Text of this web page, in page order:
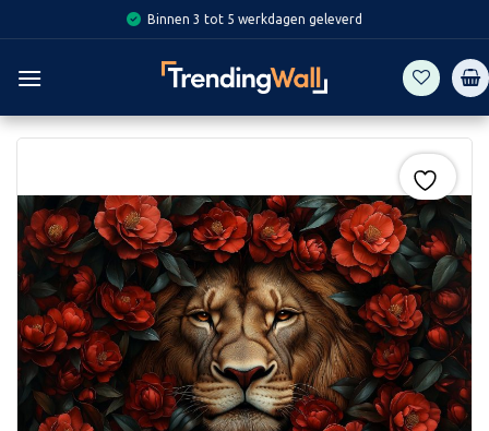
to
content
Binnen 3 tot 5 werkdagen geleverd